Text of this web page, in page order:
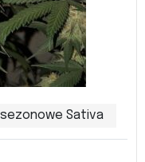
Sativa